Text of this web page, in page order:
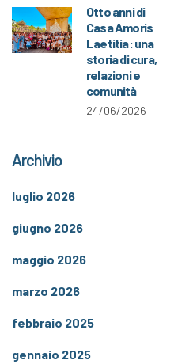
Otto anni di
Casa Amoris
Laetitia: una
storia di cura,
relazioni e
comunità
24/06/2026
Archivio
luglio 2026
giugno 2026
maggio 2026
marzo 2026
febbraio 2025
gennaio 2025